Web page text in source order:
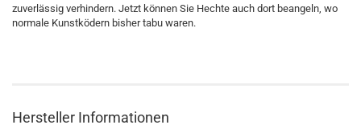
zuverlässig verhindern. Jetzt können Sie Hechte auch dort beangeln, wo
normale Kunstködern bisher tabu waren.
Hersteller Informationen